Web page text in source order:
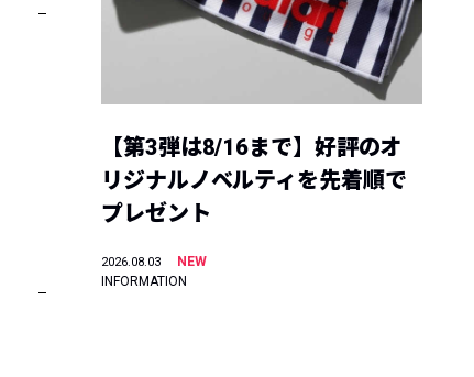
【第3弾は8/16まで】好評のオ
リジナルノベルティを先着順で
プレゼント
2026.08.03
NEW
INFORMATION